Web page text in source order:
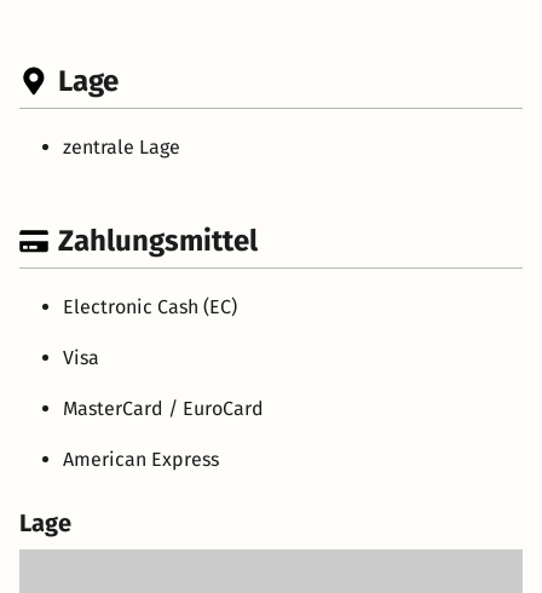
Lage
zentrale Lage
Zahlungsmittel
Electronic Cash (EC)
Visa
MasterCard / EuroCard
American Express
Lage